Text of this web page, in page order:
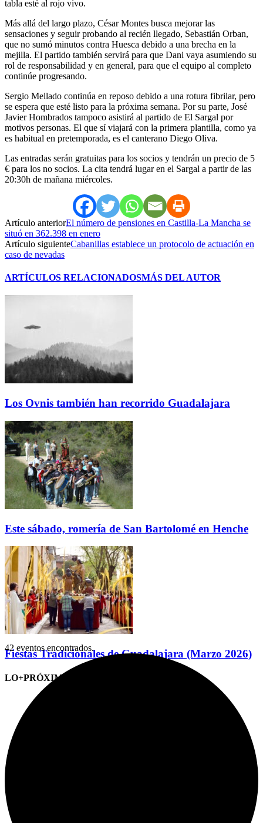
tabla esté al rojo vivo.
Más allá del largo plazo, César Montes busca mejorar las
sensaciones y seguir probando al recién llegado, Sebastián Orban,
que no sumó minutos contra Huesca debido a una brecha en la
mejilla. El partido también servirá para que Dani vaya asumiendo su
rol de responsabilidad y en general, para que el equipo al completo
continúe progresando.
Sergio Mellado continúa en reposo debido a una rotura fibrilar, pero
se espera que esté listo para la próxima semana. Por su parte, José
Javier Hombrados tampoco asistirá al partido de El Sargal por
motivos personas. El que sí viajará con la primera plantilla, como ya
es habitual en pretemporada, es el canterano Diego Oliva.
Las entradas serán gratuitas para los socios y tendrán un precio de 5
€ para los no socios. La cita tendrá lugar en el Sargal a partir de las
20:30h de mañana miércoles.
Artículo anteriorEl número de pensiones en Castilla-La Mancha se
situó en 362.398 en enero
Artículo siguienteCabanillas establece un protocolo de actuación en
caso de nevadas
ARTÍCULOS RELACIONADOSMÁS DEL AUTOR
Los Ovnis también han recorrido Guadalajara
Este sábado, romería de San Bartolomé en Henche
Fiestas Tradicionales de Guadalajara (Marzo 2026)
LO+PRÓXIMO (CITAS)
42 eventos encontrados.